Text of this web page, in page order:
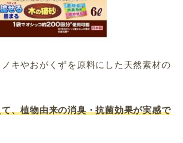
キやおがくずを原料にした天然素材の
、植物由来の消臭・抗菌効果が実感で